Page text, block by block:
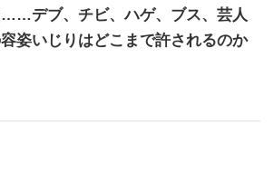
デブ、チビ、ハゲ、ブス、芸人
姿いじりはどこまで許されるのか